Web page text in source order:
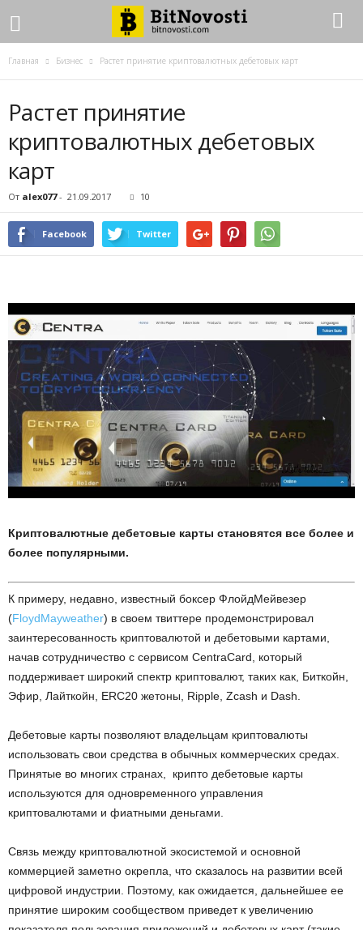
Главная Бизнес Растет принятие криптовалютных дебетовых карт
Растет принятие
криптовалютных дебетовых
карт
От alex077- 21.09.2017 10
Facebook Twitter
Криптовалютные дебетовые карты становятся все более и
более популярными.
К примеру, недавно, известный боксер ФлойдМейвезер
(FloydMayweather) в своем твиттере продемонстрировал
заинтересованность криптовалютой и дебетовыми картами,
начав сотрудничество с сервисом CentraCard, который
поддерживает широкий спектр криптовалют, таких как, Биткойн,
Эфир, Лайткойн, ERC20 жетоны, Ripple, Zcash и Dash.
Дебетовые карты позволяют владельцам криптовалюты
использовать свои средства в обычных коммерческих средах.
Принятые во многих странах, крипто дебетовые карты
используются для одновременного управления
криптовалютами и фиатными деньгами.
Связь между криптовалютной экосистемой и основной
коммерцией заметно окрепла, что сказалось на развитии всей
цифровой индустрии. Поэтому, как ожидается, дальнейшее ее
принятие широким сообществом приведет к увеличению